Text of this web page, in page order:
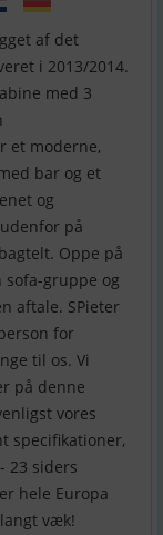
af det
i 2013/2014.
med 3
et moderne,
bar og et
og
på
Oppe på
gruppe og
aftale. SPieter
for
til os. Vi
på denne
vores
specifikationer,
23 siders
hele Europa
væk!